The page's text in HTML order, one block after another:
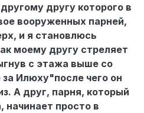
другу которого в
вооруженных парней,
и я становлюсь
моему другу стреляет
с этажа выше со
Илюху"после чего он
А друг, парня, который
начинает просто в